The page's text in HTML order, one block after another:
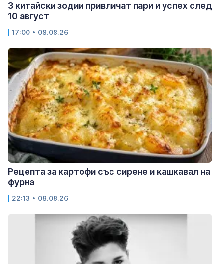
3 китайски зодии привличат пари и успех след
10 август
17:00 • 08.08.26
Рецепта за картофи със сирене и кашкавал на
фурна
22:13 • 08.08.26